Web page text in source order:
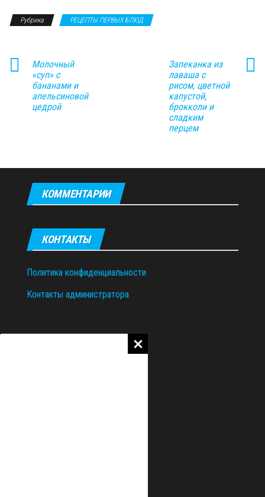
Рубрика РЕЦЕПТЫ ПЕРВЫХ БЛЮД
Молочный
«суп» с
бананами и
апельсиновой
цедрой
Запеканка из
лаваша с
рисом, цветной
капустой,
брокколи и
сладким
перцем
КОММЕНТАРИИ
КОНТАКТЫ
Политика конфиденциальности
Контакты администратора